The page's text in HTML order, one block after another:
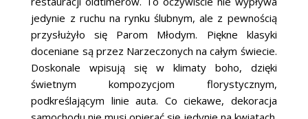
jedynie z ruchu na rynku ślubnym, ale z pewnością
przysłużyło się Parom Młodym. Piękne klasyki
doceniane są przez Narzeczonych na całym świecie.
Doskonale wpisują się w klimaty boho, dzięki
świetnym kompozycjom florystycznym,
podkreślającym linie auta. Co ciekawe, dekoracja